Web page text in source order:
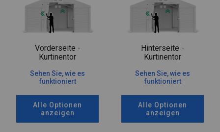
Vorderseite -
Kurtinentor
Sehen Sie, wie es
funktioniert
Alle Optionen
anzeigen
Hinterseite -
Kurtinentor
Sehen Sie, wie es
funktioniert
Alle Optionen
anzeigen